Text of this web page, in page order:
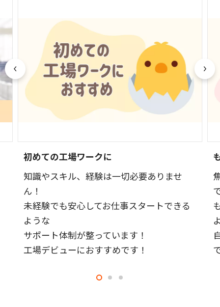
初めての工場ワークに
知識やスキル、経験は一切必要ありませ
ん！
未経験でも安心してお仕事スタートできる
ような
サポート体制が整っています！
工場デビューにおすすめです！